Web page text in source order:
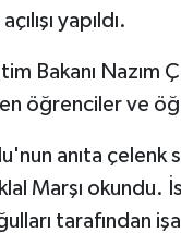
yapıldı.
Bakanı Nazım
öğrenciler ve
anıta çelenk
Marşı okundu.
tarafından